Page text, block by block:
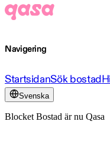
Navigering
StartsidanSök bostad
Svenska
Blocket Bostad är nu Qasa